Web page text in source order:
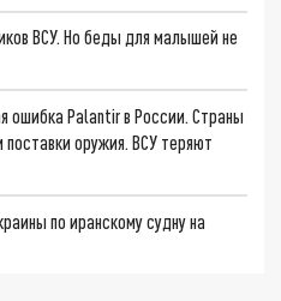
ВСУ. Но беды для малышей не
ошибка Palantir в России. Страны
оружия. ВСУ теряют
по иранскому судну на